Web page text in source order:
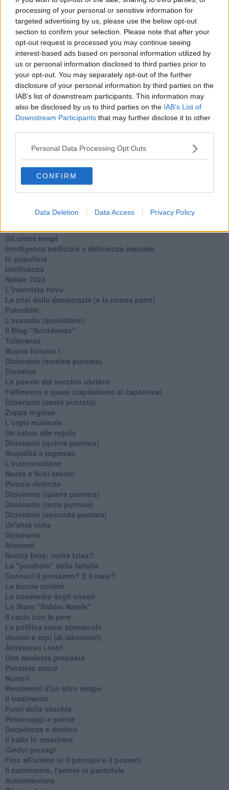
processing of your personal or sensitive information for
targeted advertising by us, please use the below opt-out
section to confirm your selection. Please note that after your
opt-out request is processed you may continue seeing
interest-based ads based on personal information utilized by
us or personal information disclosed to third parties prior to
your opt-out. You may separately opt-out of the further
disclosure of your personal information by third parties on the
IAB’s list of downstream participants. This information may
also be disclosed by us to third parties on the IAB’s List of
Downstream Participants that may further disclose it to other
Personal Data Processing Opt Outs
CONFIRM
Data Deletion Data Access Privacy Policy
Come rubare allo stato e vivere felici
Una performance
Il compagno
​Io (allo specchio)
Tramonto
Passato, presente, futuro
La virtù del non fare
Il giorno dei saldi
L'ultimo post
Leggendo l'Eneide
​(In)sicurezza stradale
Il decalogo del politico
Solitudine
Mercanti nel tempio
Beneficenza
L'inganno
Verso l'immortalità
L'alternativa
​DIZIONARIO (ottava puntata) (politica e dintorni)
Gli ultimi tempi
Intelligenza artificiale e deficienza naturale
Io populista
Ininfluenza
Natale 2023
L'intervista tivvù
La crisi della democrazia (e la nostra parte)
Futuribile
L'assurdo (quotidiano)
Il Blog "Sorridendo"
Tolleranza
Buona fortuna !
​Dizionario (settima puntata)
Disvalori
Le poesie del vecchio ubriaco
Fallimento o quasi (capitalismo al capolinea)
Dizionario (sesta puntata)
Zuppa inglese
L'orgia musicale
Un calcio alle regole
Dizionario (quinta puntata)
Stupidità e regresso
L'incoronazione
Nozze e fichi secchi
Piccole rivincite
​Dizionario (quarta puntata)
​Dizionario (terza puntata)
​Dizionario (seconda puntata)
Un'altra volta
Dizionario
Aforismi
Nudità finta: verità falsa?
La "parabola" della farfalla
Conosci il prossimo? E il male?
Le buone notizie
La commedia degli onesti
Lo Stato "Babbo Natale"
Il cacio con le pere
La politica come spettacolo
Uomini e topi (di laboratori)
Attraverso i vetri
Una modesta proposta
Pensiero unico
Numeri
Pentimenti d'un altro tempo
Il tradimento
Fuori della mischia
Personaggi e parole
Decadenza e declino
Il ballo in maschera
Cattivi presagi
Fino all'ultimo (e Il principe e il povero)
Il matrimonio, l'amore in pantofole
Autointervista